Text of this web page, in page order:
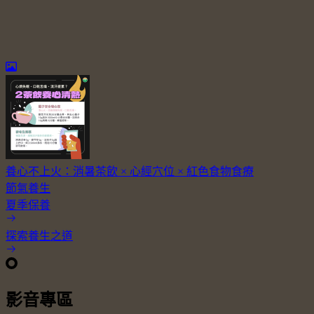
養心不上火：消暑茶飲 × 心經穴位 × 紅色食物食療
節氣養生
夏季保養
探索養生之道
影音專區